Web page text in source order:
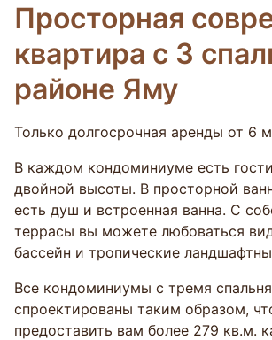
Просторная
квартира с 3
районе Яму
Только долгосрочная аренды от 6
В каждом кондоминиуме есть
двойной высоты. В просторной
есть душ и встроенная ванна. С
террасы вы можете любоваться
бассейн и тропические
Все кондоминиумы с тремя
спроектированы таким образом,
предоставить вам более 279 кв.м.